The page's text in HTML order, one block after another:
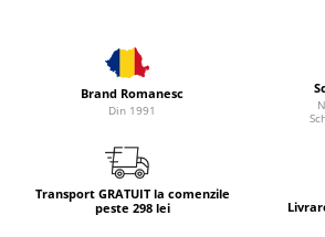
Brand Romanesc
Din 1991
Transport GRATUIT la comenzile
peste 298 lei